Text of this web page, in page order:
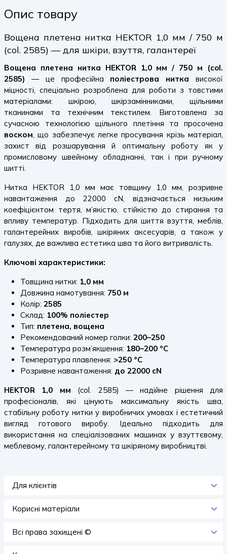
Опис товару
Вощена плетена нитка HEKTOR 1,0 мм / 750 м
(col. 2585) — для шкіри, взуття, галантереї
Вощена плетена нитка HEKTOR 1,0 мм / 750 м (col.
2585) — це професійна поліестрова нитка високої
міцності, спеціально розроблена для роботи з товстими
матеріалами: шкірою, шкірзамінниками, щільними
тканинами та технічним текстилем. Виготовлена за
сучасною технологією щільного плетіння та просочена
воском, що забезпечує легке просування крізь матеріал,
захист від розшарування й оптимальну роботу як у
промисловому швейному обладнанні, так і при ручному
шитті.
Нитка HEKTOR 1,0 мм має товщину 1,0 мм, розривне
навантаження до 22000 cN, відзначається низьким
коефіцієнтом тертя, м’якістю, стійкістю до стирання та
впливу температур. Підходить для шиття взуття, меблів,
галантерейних виробів, шкіряних аксесуарів, а також у
галузях, де важлива естетика шва та його витривалість.
Ключові характеристики:
Товщина нитки: 1,0 мм
Довжина намотування: 750 м
Колір: 2585
Склад: 100% поліестер
Тип: плетена, вощена
Рекомендований номер голки: 200–250
Температура розм’якшення: 180–200 °C
Температура плавлення: >250 °C
Розривне навантаження: до 22000 cN
HEKTOR 1,0 мм (col. 2585) — надійне рішення для
професіоналів, які цінують максимальну якість шва,
стабільну роботу нитки у виробничих умовах і естетичний
вигляд готового виробу. Ідеально підходить для
використання на спеціалізованих машинах у взуттєвому,
меблевому, галантерейному та шкіряному виробництві.
Для клієнтів
Корисні матеріали
Всi права захищенi ©